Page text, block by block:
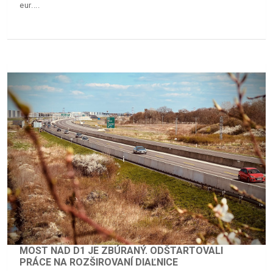
eur.
MOST NAD D1 JE ZBÚRANÝ. ODŠTARTOVALI
PRÁCE NA ROZŠIROVANÍ DIAĽNICE